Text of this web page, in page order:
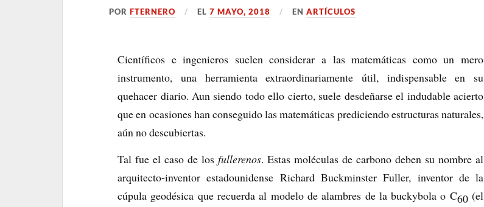
PORFTERNERO EL7 MAYO, 2018 ENARTÍCULOS
Científicos e ingenieros suelen considerar a las matemáticas como un mero
instrumento, una herramienta extraordinariamente útil, indispensable en su
quehacer diario. Aun siendo todo ello cierto, suele desdeñarse el indudable acierto
que en ocasiones han conseguido las matemáticas prediciendo estructuras naturales,
aún no descubiertas.
Tal fue el caso de losfullerenos. Estas moléculas de carbono deben su nombre al
arquitecto-inventor estadounidense Richard Buckminster Fuller, inventor de la
cúpula geodésica que recuerda al modelo de alambres de la buckybola o C60(el